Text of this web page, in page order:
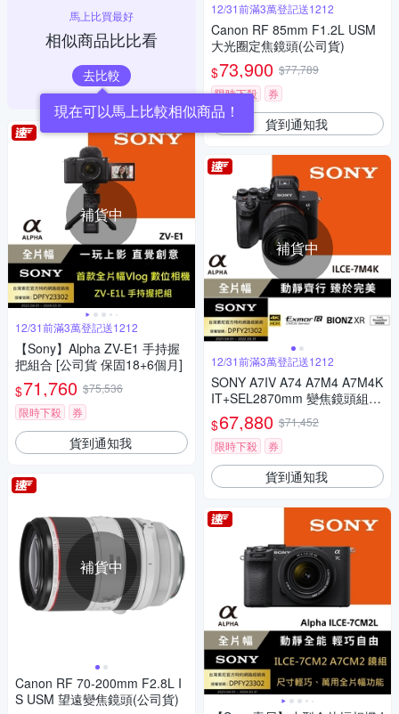
馬上比買最好
相似商品比比看
去比較
補貨中
12/31前滿3萬登記送1212
【Sony】Alpha ZV-E1 手持握
把組合 [公司貨 保固18+6個月]
$71,760 $75,536
限時下殺
券
貨到通知我
補貨中
Canon RF 70-200mm F2.8L I
S USM 望遠變焦鏡頭(公司貨)
12/31前滿3萬登記送1212
Canon RF 85mm F1.2L USM
大光圈定焦鏡頭(公司貨)
$73,900 $77,789
限時下殺
券
貨到通知我
補貨中
12/31前滿3萬登記送1212
SONY A7IV A74 A7M4 A7M4K
IT+SEL2870mm 變焦鏡頭組
(公司貨)
$67,880 $71,452
限時下殺
券
貨到通知我